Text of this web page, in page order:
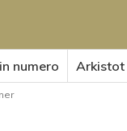
numero Arkistot